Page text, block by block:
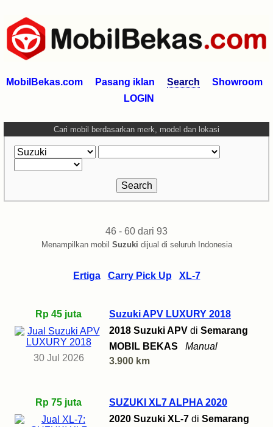
MobilBekas.com Pasang iklan Search
Showroom
LOGIN
Cari mobil berdasarkan merk, model dan lokasi
46 - 60 dari 93
Menampilkan mobil Suzuki dijual di seluruh Indonesia
Ertiga Carry Pick Up XL-7
Rp 45 juta
30 Jul 2026
Suzuki APV LUXURY 2018
2018 Suzuki APV di Semarang
MOBIL BEKAS
Manual
3.900 km
Rp 75 juta
SUZUKI XL7 ALPHA 2020
2020 Suzuki XL-7 di Semarang